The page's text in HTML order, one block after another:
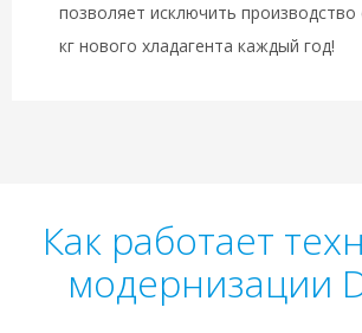
позволяет исключить
кг нового хладагента каждый год!
Как работает
модернизации